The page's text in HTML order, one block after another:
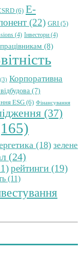
(6) E-
(22) GRI (5)
(4) Інвестори (4)
(8)
(3) Корпоративна
(7)
ESG (6) Фінансування
(37)
(18) зелене
(24)
рейтинги (19)
(11)